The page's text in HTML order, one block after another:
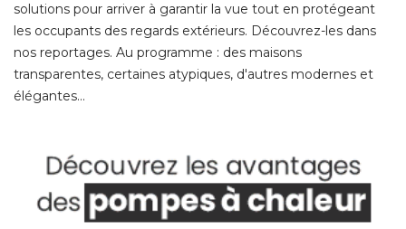
solutions pour arriver à garantir la vue tout en protégeant
les occupants des regards extérieurs. Découvrez-les dans
nos reportages. Au programme : des maisons
transparentes, certaines atypiques, d'autres modernes et
élégantes...